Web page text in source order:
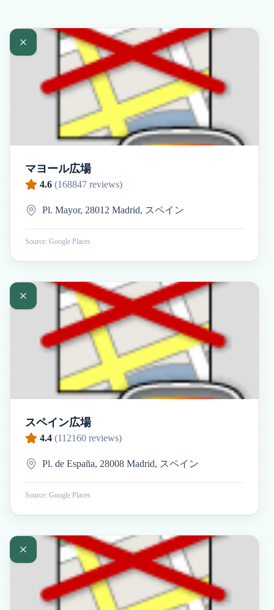
マヨール広場
4.6 (168847 reviews)
Pl. Mayor, 28012 Madrid, スペイン
Source: Google Places
スペイン広場
4.4 (112160 reviews)
Pl. de España, 28008 Madrid, スペイン
Source: Google Places